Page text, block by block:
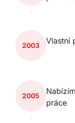
2003 Vlastní
2005
práce